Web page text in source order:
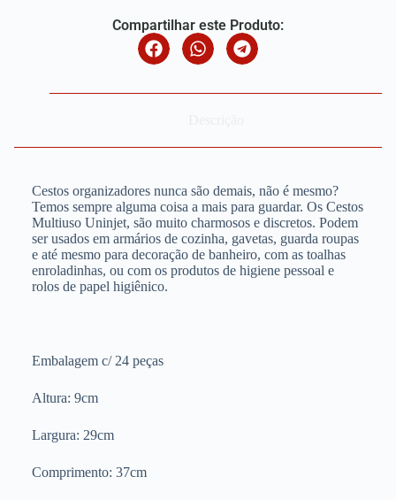
Compartilhar este Produto:
Cestos organizadores nunca são demais, não é mesmo?
Temos sempre alguma coisa a mais para guardar. Os Cestos
Multiuso Uninjet, são muito charmosos e discretos. Podem
ser usados em armários de cozinha, gavetas, guarda roupas
e até mesmo para decoração de banheiro, com as toalhas
enroladinhas, ou com os produtos de higiene pessoal e
rolos de papel higiênico.
Embalagem c/ 24 peças
Altura: 9cm
Largura: 29cm
Comprimento: 37cm